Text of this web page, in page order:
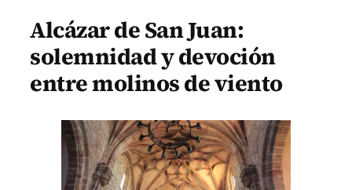
Alcázar de San Juan:
solemnidad y devoción
entre molinos de viento